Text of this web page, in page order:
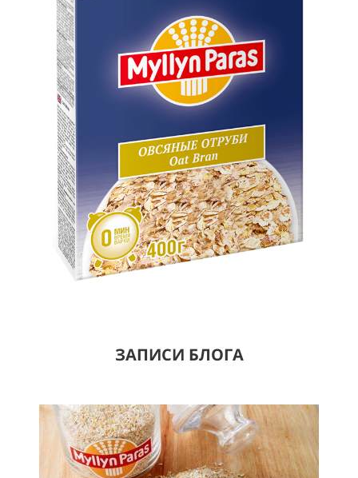
ЗАПИСИ БЛОГА